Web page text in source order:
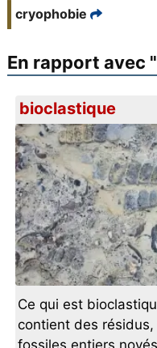
cryophobie
En rapport avec "
bioclastique
Ce qui est
contient des